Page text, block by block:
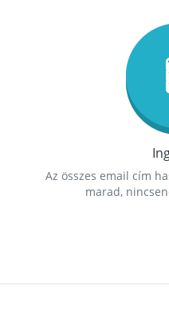
Az összes email cím
marad,